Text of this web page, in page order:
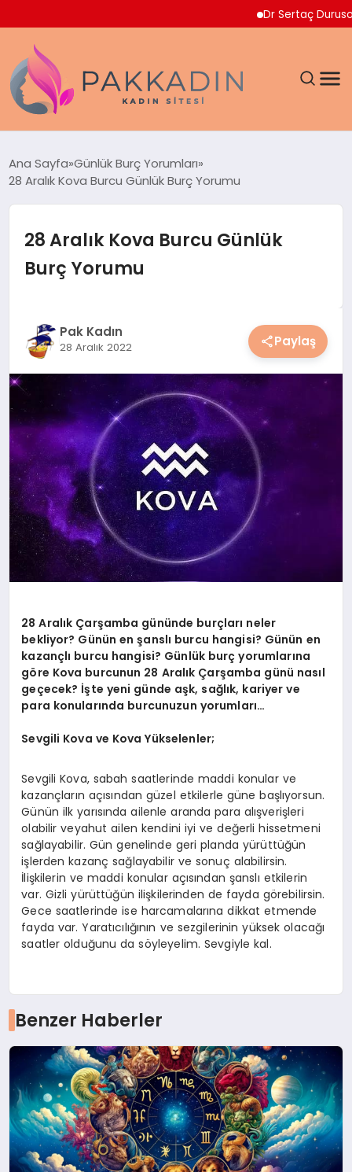
Dr Sertaç Durusoy
SAĞLIK
MAGAZIN
YAŞAM
YEMEK
KIMDIR?
HESAPLAMALAR
Ana Sayfa Günlük Burç Yorumları
28 Aralık Kova Burcu Günlük Burç Yorumu
28 Aralık Kova Burcu Günlük
Burç Yorumu
Pak Kadın
28 Aralık 2022 Paylaş
28 Aralık Çarşamba gününde burçları neler
bekliyor? Günün en şanslı burcu hangisi? Günün en
kazançlı burcu hangisi? Günlük burç yorumlarına
göre Kova burcunun 28 Aralık Çarşamba günü nasıl
geçecek? İşte yeni günde aşk, sağlık, kariyer ve
para konularında burcunuzun yorumları…
Sevgili Kova ve Kova Yükselenler;
Sevgili Kova, sabah saatlerinde maddi konular ve
kazançların açısından güzel etkilerle güne başlıyorsun.
Günün ilk yarısında ailenle aranda para alışverişleri
olabilir veyahut ailen kendini iyi ve değerli hissetmeni
sağlayabilir. Gün genelinde geri planda yürüttüğün
işlerden kazanç sağlayabilir ve sonuç alabilirsin.
İlişkilerin ve maddi konular açısından şanslı etkilerin
var. Gizli yürüttüğün ilişkilerinden de fayda görebilirsin.
Gece saatlerinde ise harcamalarına dikkat etmende
fayda var. Yaratıcılığının ve sezgilerinin yüksek olacağı
saatler olduğunu da söyleyelim. Sevgiyle kal.
Benzer Haberler